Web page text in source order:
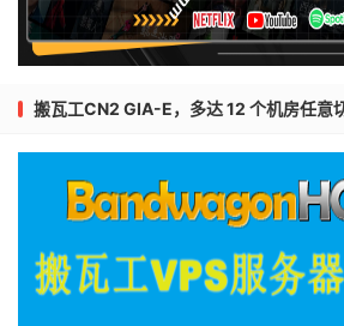
搬瓦工CN2 GIA-E，多达 12 个机房任意